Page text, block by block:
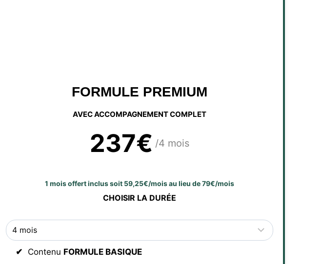
FORMULE PREMIUM
AVEC ACCOMPAGNEMENT COMPLET
237€ /4 mois
1 mois offert inclus soit 59,25€/mois au lieu de 79€/mois
CHOISIR LA DURÉE
Contenu FORMULE BASIQUE